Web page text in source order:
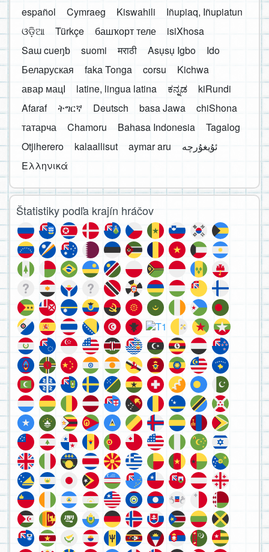
español
Cymraeg Kiswahili
Iñupiaq, Iñupiatun
ଓଡ଼ିଆ
Türkçe башҡорт теле
isiXhosa
Saɯ cueŋƅ
suomi मराठी Asụsụ Igbo
Ido
Беларуская
faka Tonga corsu
Kichwa
авар мацӀ
latine, lingua latina ಕನ್ನಡ
kiRundi
Afaraf
ትግርኛ Deutsch basa Jawa
chiShona
татарча
Chamoru Bahasa Indonesia
Tagalog
Otjiherero
kalaallisut aymar aru
Ελληνικά
Štatistiky podľa krajín hráčov